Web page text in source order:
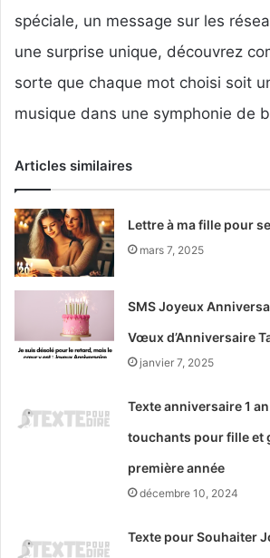
spéciale, un message sur les
une surprise unique, découvrez
sorte que chaque mot choisi soit
musique dans une symphonie de
Articles similaires
Lettre à ma fille pour
mars 7, 2025
SMS Joyeux
Vœux d’Anniversaire
janvier 7, 2025
Texte anniversaire 1
touchants pour fille et
première année
décembre 10, 2024
Texte pour Souhaiter